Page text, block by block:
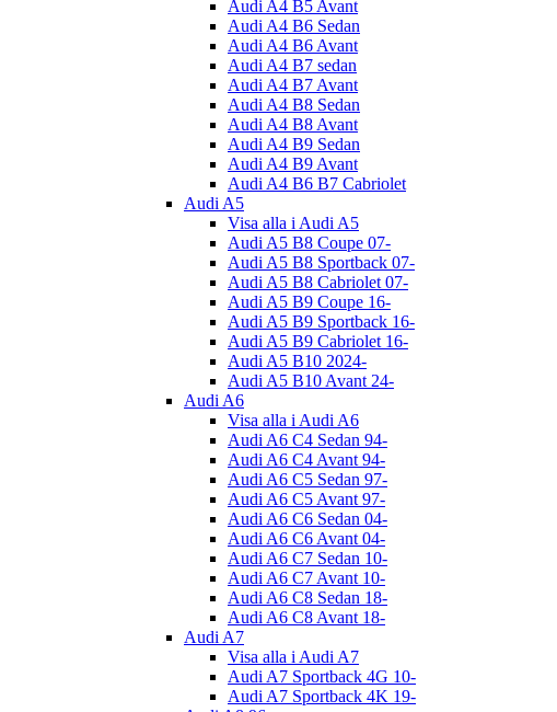
Audi A4 B5 Avant
Audi A4 B6 Sedan
Audi A4 B6 Avant
Audi A4 B7 sedan
Audi A4 B7 Avant
Audi A4 B8 Sedan
Audi A4 B8 Avant
Audi A4 B9 Sedan
Audi A4 B9 Avant
Audi A4 B6 B7 Cabriolet
Audi A5
Visa alla i Audi A5
Audi A5 B8 Coupe 07-
Audi A5 B8 Sportback 07-
Audi A5 B8 Cabriolet 07-
Audi A5 B9 Coupe 16-
Audi A5 B9 Sportback 16-
Audi A5 B9 Cabriolet 16-
Audi A5 B10 2024-
Audi A5 B10 Avant 24-
Audi A6
Visa alla i Audi A6
Audi A6 C4 Sedan 94-
Audi A6 C4 Avant 94-
Audi A6 C5 Sedan 97-
Audi A6 C5 Avant 97-
Audi A6 C6 Sedan 04-
Audi A6 C6 Avant 04-
Audi A6 C7 Sedan 10-
Audi A6 C7 Avant 10-
Audi A6 C8 Sedan 18-
Audi A6 C8 Avant 18-
Audi A7
Visa alla i Audi A7
Audi A7 Sportback 4G 10-
Audi A7 Sportback 4K 19-